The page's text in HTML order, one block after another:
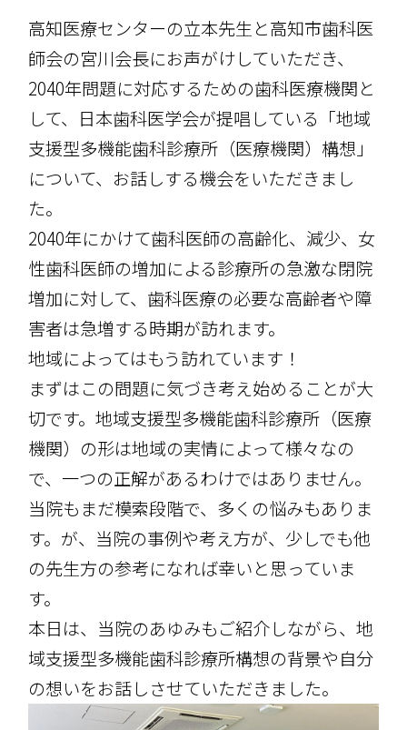
高知医療センターの立本先生と高知市歯科医
師会の宮川会長にお声がけしていただき、
2040年問題に対応するための歯科医療機関と
して、日本歯科医学会が提唱している「地域
支援型多機能歯科診療所（医療機関）構想」
について、お話しする機会をいただきまし
た。
2040年にかけて歯科医師の高齢化、減少、女
性歯科医師の増加による診療所の急激な閉院
増加に対して、歯科医療の必要な高齢者や障
害者は急増する時期が訪れます。
地域によってはもう訪れています！
まずはこの問題に気づき考え始めることが大
切です。地域支援型多機能歯科診療所（医療
機関）の形は地域の実情によって様々なの
で、一つの正解があるわけではありません。
当院もまだ模索段階で、多くの悩みもありま
す。が、当院の事例や考え方が、少しでも他
の先生方の参考になれば幸いと思っていま
す。
本日は、当院のあゆみもご紹介しながら、地
域支援型多機能歯科診療所構想の背景や自分
の想いをお話しさせていただきました。